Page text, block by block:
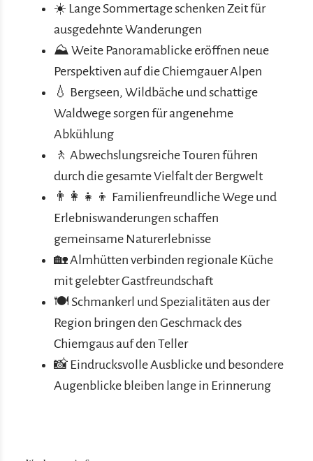
☀️ Lange Sommertage schenken Zeit für
ausgedehnte Wanderungen
⛰️ Weite Panoramablicke eröffnen neue
Perspektiven auf die Chiemgauer Alpen
💧 Bergseen, Wildbäche und schattige
Waldwege sorgen für angenehme
Abkühlung
🚶 Abwechslungsreiche Touren führen
durch die gesamte Vielfalt der Bergwelt
👨‍👩‍👧‍👦 Familienfreundliche Wege und
Erlebniswanderungen schaffen
gemeinsame Naturerlebnisse
🏡 Almhütten verbinden regionale Küche
mit gelebter Gastfreundschaft
🍽️ Schmankerl und Spezialitäten aus der
Region bringen den Geschmack des
Chiemgaus auf den Teller
📸 Eindrucksvolle Ausblicke und besondere
Augenblicke bleiben lange in Erinnerung